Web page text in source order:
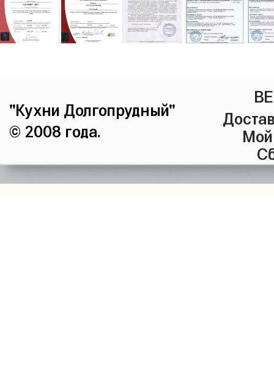
"Кухни Долгопрудный"
© 2008 года.